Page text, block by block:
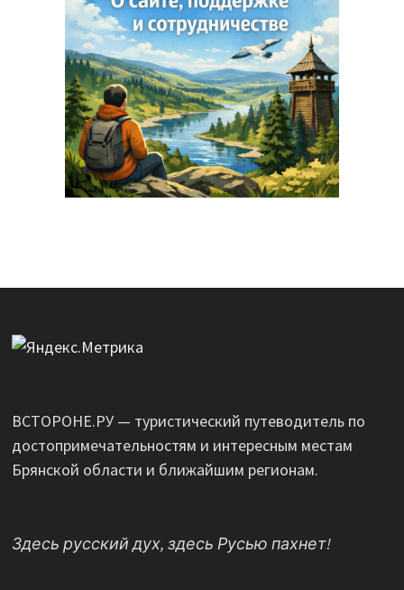
ВСТОРОНЕ.РУ — туристический путеводитель по
достопримечательностям и интересным местам
Брянской области и ближайшим регионам.
Здесь русский дух, здесь Русью пахнет!